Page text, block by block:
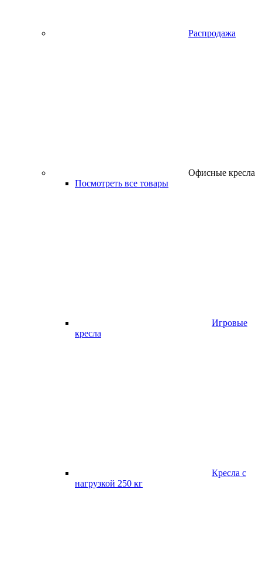
Распродажа
Офисные кресла
Посмотреть все товары
Игровые
кресла
Кресла с
нагрузкой 250 кг